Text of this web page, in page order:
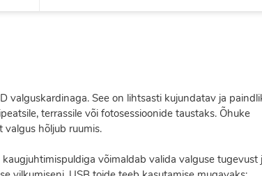
valguskardinaga. See on lihtsasti kujundatav ja
terrassile või fotosessioonide taustaks. Õhuke
hõljub ruumis.
võimaldab valida valguse tugevust